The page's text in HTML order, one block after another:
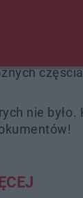
nie było.